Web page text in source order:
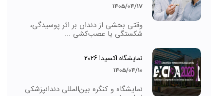
1405/04/17
وقتی بخشی از دندان بر اثر پوسیدگی،
شکستگی یا عصب‌کشی ...
نمایشگاه اکسیدا 2026
1405/04/10
نمایشگاه و کنگره بین‌المللی دندانپزشکی